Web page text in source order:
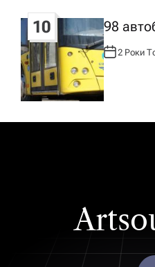
10 98
А
В
Т
О
Р
:
2 Роки